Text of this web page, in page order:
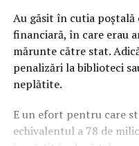
Au găsit în cutia poştală
financiară, în care erau
mărunte către stat.
penalizări la biblioteci
neplătite.
E un efort pentru care
echivalentul a 78 de